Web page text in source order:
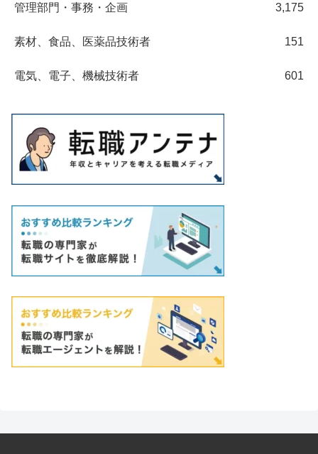
管理部門・事務・企画 3,175
素材、食品、医薬品技術者 151
電気、電子、機械技術者 601